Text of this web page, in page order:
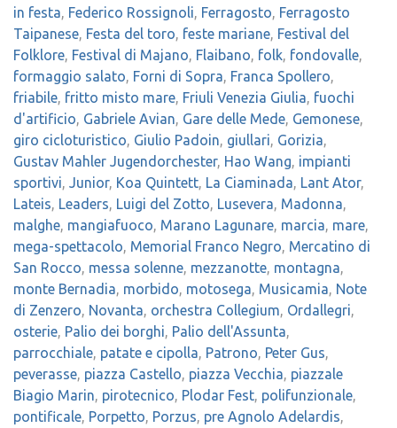
in festa, Federico Rossignoli, Ferragosto, Ferragosto
Taipanese, Festa del toro, feste mariane, Festival del
Folklore, Festival di Majano, Flaibano, folk, fondovalle,
formaggio salato, Forni di Sopra, Franca Spollero,
friabile, fritto misto mare, Friuli Venezia Giulia, fuochi
d'artificio, Gabriele Avian, Gare delle Mede, Gemonese,
giro cicloturistico, Giulio Padoin, giullari, Gorizia,
Gustav Mahler Jugendorchester, Hao Wang, impianti
sportivi, Junior, Koa Quintett, La Ciaminada, Lant Ator,
Lateis, Leaders, Luigi del Zotto, Lusevera, Madonna,
malghe, mangiafuoco, Marano Lagunare, marcia, mare,
mega-spettacolo, Memorial Franco Negro, Mercatino di
San Rocco, messa solenne, mezzanotte, montagna,
monte Bernadia, morbido, motosega, Musicamia, Note
di Zenzero, Novanta, orchestra Collegium, Ordallegri,
osterie, Palio dei borghi, Palio dell'Assunta,
parrocchiale, patate e cipolla, Patrono, Peter Gus,
peverasse, piazza Castello, piazza Vecchia, piazzale
Biagio Marin, pirotecnico, Plodar Fest, polifunzionale,
pontificale, Porpetto, Porzus, pre Agnolo Adelardis,